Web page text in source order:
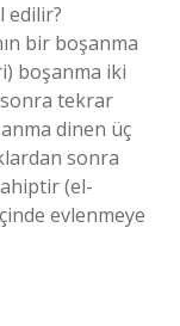
edilir?
bir boşanma
boşanma iki
sonra tekrar
dinen üç
sonra
(el-
evlenmeye